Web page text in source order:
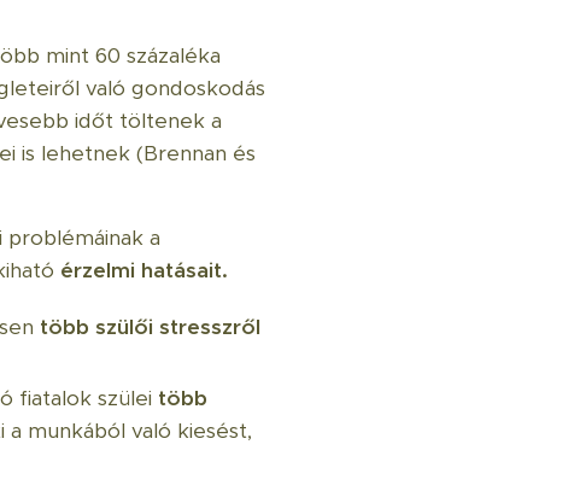
mint 60 százaléka
való gondoskodás
időt töltenek a
is lehetnek (Brennan és
a
érzelmi hatásait.
több szülői stresszről
fiatalok szülei több
munkából való kiesést,